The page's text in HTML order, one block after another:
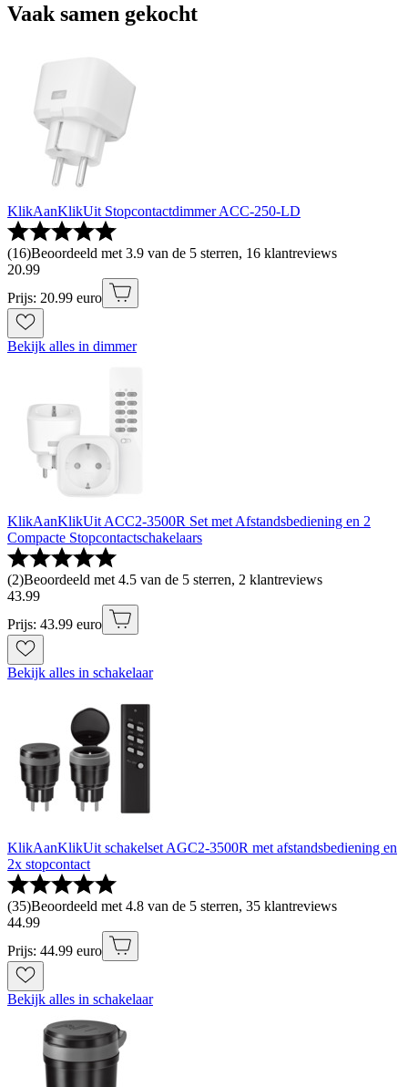
Vaak samen gekocht
KlikAanKlikUit Stopcontactdimmer ACC-250-LD
(16)Beoordeeld met 3.9 van de 5 sterren, 16 klantreviews
20.99
Prijs: 20.99 euro
Bekijk alles in dimmer
KlikAanKlikUit ACC2-3500R Set met Afstandsbediening en 2
Compacte Stopcontactschakelaars
(2)Beoordeeld met 4.5 van de 5 sterren, 2 klantreviews
43.99
Prijs: 43.99 euro
Bekijk alles in schakelaar
KlikAanKlikUit schakelset AGC2-3500R met afstandsbediening en
2x stopcontact
(35)Beoordeeld met 4.8 van de 5 sterren, 35 klantreviews
44.99
Prijs: 44.99 euro
Bekijk alles in schakelaar